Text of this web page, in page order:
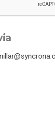
Cel: